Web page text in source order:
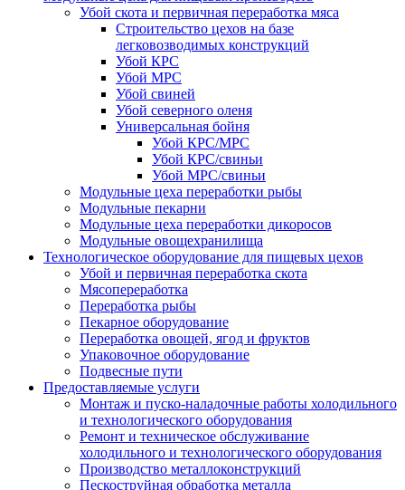
Убой скота и первичная переработка мяса
Строительство цехов на базе
легковозводимых конструкций
Убой КРС
Убой МРС
Убой свиней
Убой северного оленя
Универсальная бойня
Убой КРС/МРС
Убой КРС/свиньи
Убой МРС/свиньи
Модульные цеха переработки рыбы
Модульные пекарни
Модульные цеха переработки дикоросов
Модульные овощехранилища
Технологическое оборудование для пищевых цехов
Убой и первичная переработка скота
Мясопереработка
Переработка рыбы
Пекарное оборудование
Переработка овощей, ягод и фруктов
Упаковочное оборудование
Подвесные пути
Предоставляемые услуги
Монтаж и пуско-наладочные работы холодильного
и технологического оборудования
Ремонт и техническое обслуживание
холодильного и технологического оборудования
Производство металлоконструкций
Пескоструйная обработка металла